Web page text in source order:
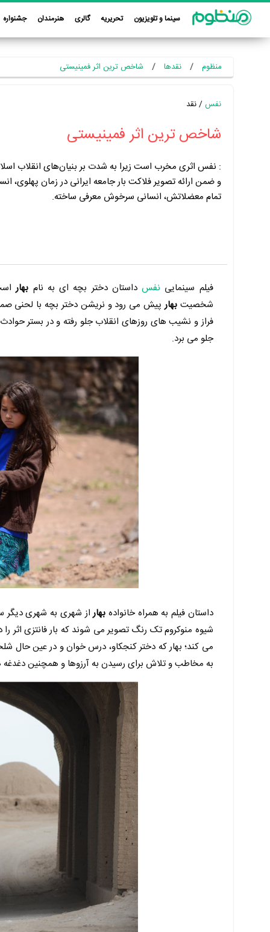
سینما و تلویزیون تحریریه گالری هنرمندان جشنواره
منظوم نقدها شاخص ترین اثر فمینیستی
نفس/ نقد
شاخص ترین اثر فمینیستی
: نفس اثری مخرب است زیرا به شدت بر بنیان‌های انقلاب
و ضمن ارائه تصویر فلاکت بار جامعه ایرانی در زمان پهلوی،
تمام معضلاتش، انسانی سرخوش معرفی ساخته.
فیلم سینمایی نفسداستان دختر بچه ای به نام بهار
شخصیتبهارپیش می رود و نریشن دختر بچه با لحنی
فراز و نشیب های روزهای انقلاب جلو رفته و در بستر
جلو می برد.
داستان فیلم به همراه خانواده بهاراز شهری به شهری دیگر
شیوه منوکروم تک رنگ تصویر می شوند که بار فانتزی اثر
می کند؛ بهار که دختر کنجکاو، درس خوان و در عین حال
به مخاطب و تلاش برای رسیدن به آرزوها و همچنین